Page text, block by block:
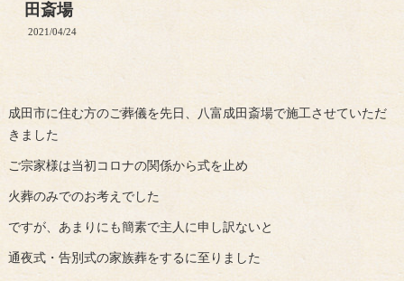
田斎場
2021/04/24
成田市に住む方のご葬儀を先日、八富成田斎場で施工させていただ
きました
ご宗家様は当初コロナの関係から式を止め
火葬のみでのお考えでした
ですが、あまりにも簡素で主人に申し訳ないと
通夜式・告別式の家族葬をするに至りました